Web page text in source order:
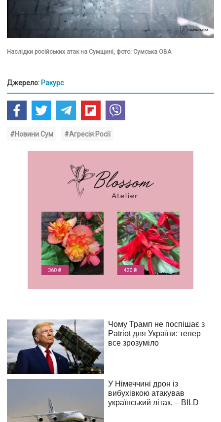
Наслідки російських атак на Сумщині, фото: Сумська ОВА
Джерело: Ракурс
#Новини Сум #Агресія Росії